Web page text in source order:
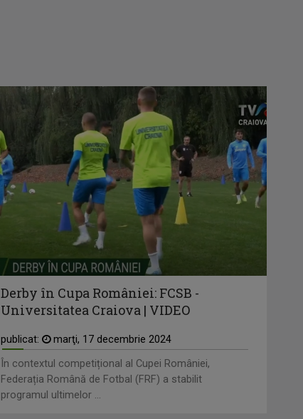
Derby în Cupa României: FCSB -
Universitatea Craiova | VIDEO
publicat:
marţi, 17 decembrie 2024
În contextul competițional al Cupei României,
Federația Română de Fotbal (FRF) a stabilit
programul ultimelor ...